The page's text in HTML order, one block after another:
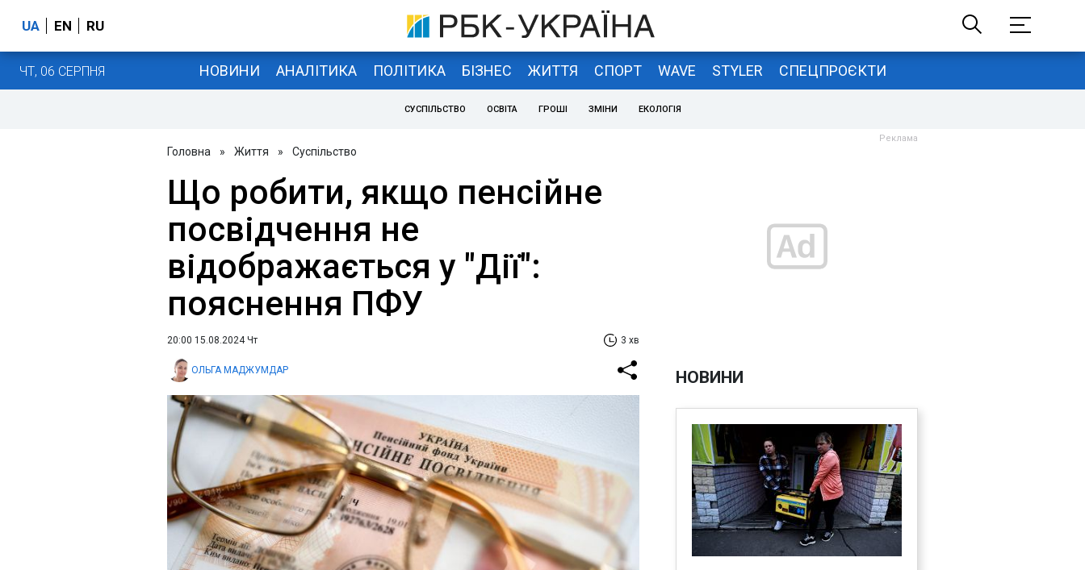
UA EN RU
ЧТ, 06 СЕРПНЯ НОВИНИ АНАЛІТИКА ПОЛІТИКА БІЗНЕС ЖИТТЯ СПОРТ WAVE STYLER СПЕЦПРОЄКТИ
СУСПІЛЬСТВО ОСВІТА ГРОШІ ЗМІНИ ЕКОЛОГІЯ
Головна » Життя » Суспільство
Що робити, якщо пенсійне
посвідчення не
відображається у "Дії":
пояснення ПФУ
20:00 15.08.2024 Чт 3 хв
ОЛЬГА МАДЖУМДАР НОВИНИ